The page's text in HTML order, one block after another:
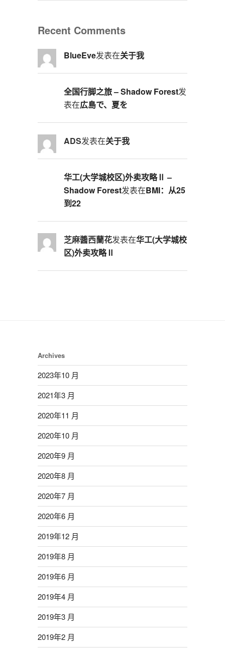
Recent Comments
BlueEve发表在关于我
全国行脚之旅 – Shadow Forest发
表在広島で、夏を
ADS发表在关于我
华工(大学城校区)外卖攻略Ⅱ –
Shadow Forest发表在BMI：从25
到22
芝麻醬西蘭花发表在华工(大学城校
区)外卖攻略Ⅱ
Archives
2023年10 月
2021年3 月
2020年11 月
2020年10 月
2020年9 月
2020年8 月
2020年7 月
2020年6 月
2019年12 月
2019年8 月
2019年6 月
2019年4 月
2019年3 月
2019年2 月